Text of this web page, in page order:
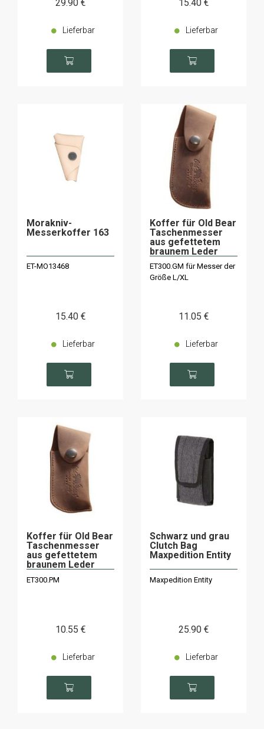
29.90 €
Lieferbar
15.40 €
Lieferbar
Morakniv-
Messerkoffer 163
ET-MO13468
15.40 €
Lieferbar
Koffer für Old Bear
Taschenmesser
aus gefettetem
braunem Leder
ET300.GM für Messer der
Größe L/XL
11.05 €
Lieferbar
Koffer für Old Bear
Taschenmesser
aus gefettetem
braunem Leder
ET300.PM
10.55 €
Lieferbar
Schwarz und grau
Clutch Bag
Maxpedition Entity
Maxpedition Entity
25.90 €
Lieferbar